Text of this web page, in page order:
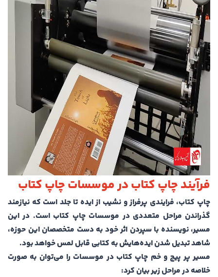
فرآیند چاپ کتاب در موسسات چاپ کتاب
چاپ کتاب، فرایندی پرفراز و نشیب از ایده تا جلد است که نیازمند
گذراندن مراحل متعددی در موسسات چاپ کتاب است. در این
مسیر، نویسنده با سپردن اثر خود به دست متخصصان این حوزه،
شاهد تبدیل شدن ایده‌هایش به کتابی قابل لمس خواهد بود.
مسیر پر پیچ و خم چاپ کتاب در موسسات را می‌توان به صورت
خلاصه در مراحل زیر بیان کرد: